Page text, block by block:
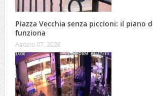
Piazza Vecchia senza piccioni: il piano
funziona
Agosto 07, 2026